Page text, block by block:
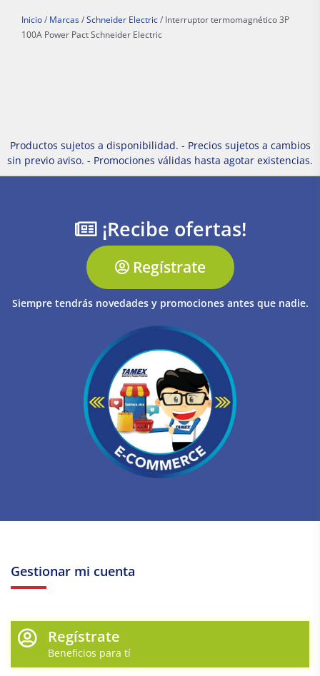
Inicio / Marcas / Schneider Electric / Interruptor termomagnético 3P
100A Power Pact Schneider Electric
Productos sujetos a disponibilidad. - Precios sujetos a cambios
sin previo aviso. - Promociones válidas hasta agotar existencias.
¡Recibe ofertas!
Regístrate
Siempre tendrás novedades y promociones antes que nadie.
Gestionar mi cuenta
Regístrate
Beneficios para tí